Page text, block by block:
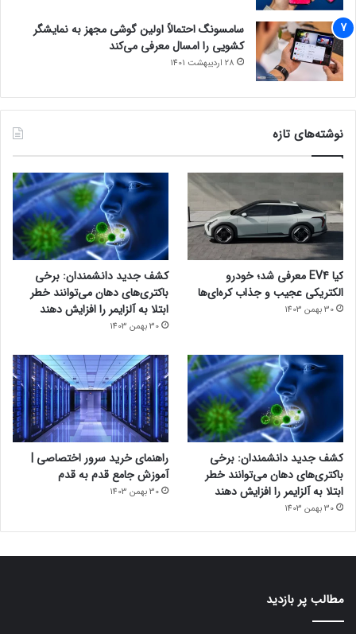
سامسونگ احتمالاً اولین گوشی مجهز به نمایشگر
کشویی را امسال معرفی می‌کند
28 اردیبهشت 1401
نوشته‌های تازه
کیا EV4 معرفی شد؛ خودرو
الکتریکی عجیب و جذاب کره‌ای‌ها
30 بهمن 1403
کشف جدید دانشمندان: برخی
باکتری‌های دهان می‌توانند خطر
ابتلا به آلزایمر را افزایش دهند
30 بهمن 1403
کشف جدید دانشمندان: برخی
باکتری‌های دهان می‌توانند خطر
ابتلا به آلزایمر را افزایش دهند
30 بهمن 1403
راهنمای خرید سرور اختصاصی |
آموزش جامع قدم به قدم
30 بهمن 1403
مطالب پر بازدید